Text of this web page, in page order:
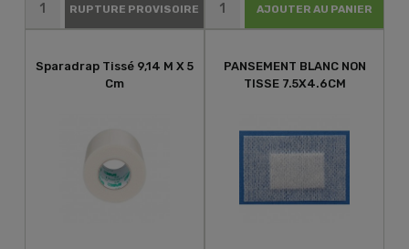
RUPTURE PROVISOIRE AJOUTER AU PANIER
Sparadrap Tissé 9,14 M X 5
Cm
PANSEMENT BLANC NON
TISSE 7.5X4.6CM